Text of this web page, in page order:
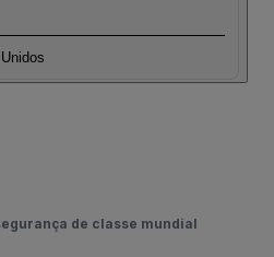
de classe mundial